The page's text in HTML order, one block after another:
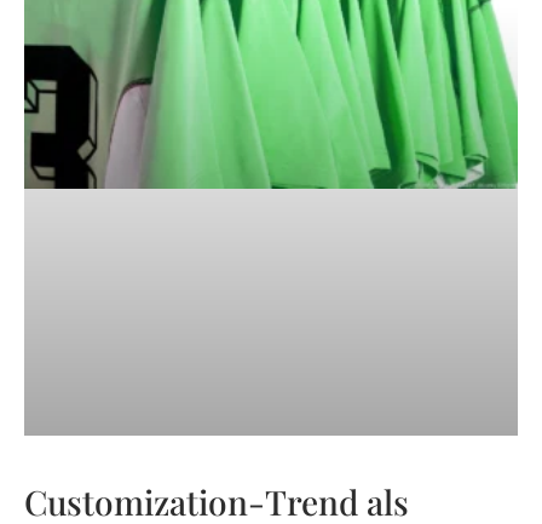
Customization-Trend als